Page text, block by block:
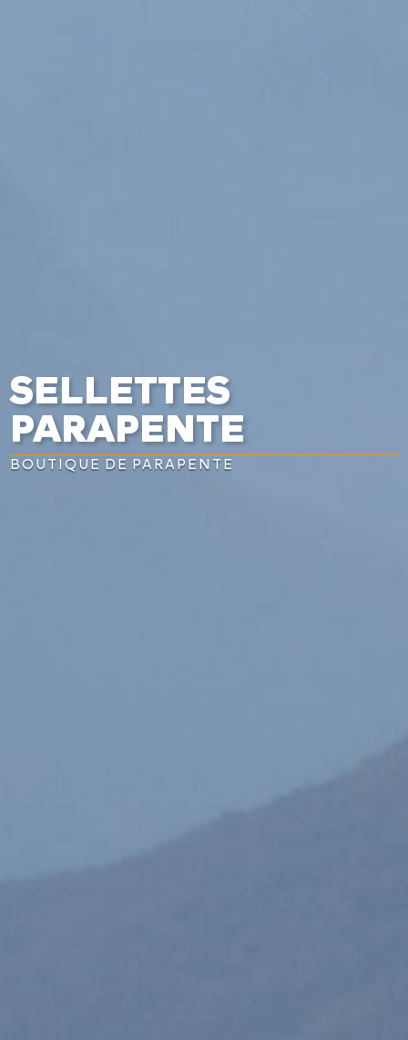
SELLETTES
PARAPENTE
BOUTIQUE DE PARAPENTE